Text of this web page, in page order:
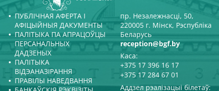
ПУБЛІЧНАЯ АФЕРТА І
АФІЦЫЙНЫЯ ДАКУМЕНТЫ
ПАЛІТЫКА ПА АПРАЦОЎЦЫ
ПЕРСАНАЛЬНЫХ
ДАДЗЕНЫХ
ПАЛІТЫКА
ВІДЭАНАЗІРАННЯ
ПРАВІЛЫ НАВЕДВАННЯ
пр. Незалежнасці, 50,
220005 г. Мінск, Рэспубліка
Беларусь
reception@bgf.by
Каса:
+375 17 396 16 17
+375 17 284 67 01
Аддзел рэалізацыі білетаў: